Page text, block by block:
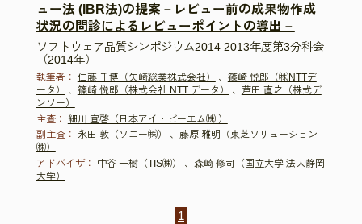
ュー法 (IBR法)の提案－レビュー前の成果物作成
状況の問診によるレビューポイントの導出－
ソフトウェア品質シンポジウム2014 2013年度第3分科会
（2014年）
執筆者： 仁藤 千博（矢崎総業株式会社） 、 篠崎 悦郎（㈱NTTデ
ータ）
、 篠崎 悦郎（株式会社 NTT データ） 、 芦田 直之（株式デ
ンソー）
主査：
細川 宣啓（日本アイ・ビーエム㈱ ）
副主査：
永田 敦（ソニー㈱） 、 藤原 雅明（東芝ソリューション
㈱）
アドバイザ：
中谷 一樹（TIS㈱） 、 森崎 修司（国立大学 法人静岡
大学）
1